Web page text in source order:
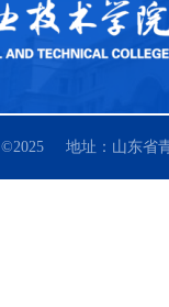
©2025 地址：山东